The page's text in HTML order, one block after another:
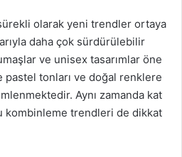
olarak yeni trendler ortaya
daha çok sürdürülebilir
ve unisex tasarımlar öne
pastel tonları ve doğal renklere
Aynı zamanda kat
kombinleme trendleri de dikkat